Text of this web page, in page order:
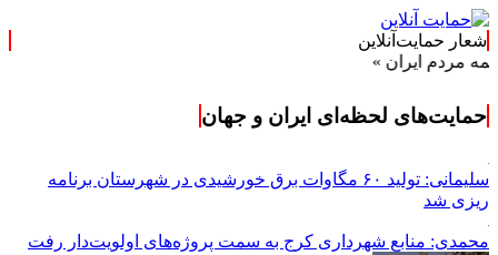
شعار حمایت‌آنلاین
ایران »
حمایت‌های لحظه‌ای ایران و جهان
سلیمانی: تولید ۶۰ مگاوات برق خورشیدی در شهرستان برنامه
ریزی شد
محمدی: منابع شهرداری کرج به سمت پروژه‌های اولویت‌دار رفت